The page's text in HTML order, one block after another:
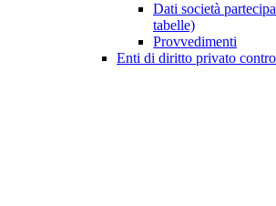
Dati società
tabelle)
Provvedimenti
Enti di diritto privato